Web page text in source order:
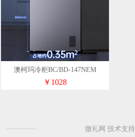
澳柯玛冷柜BC/BD-147NEM
￥1028
微礼网 技术支持